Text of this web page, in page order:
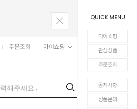
QUICK MENU
마이쇼핑
관심상품
주문조회
공지사항
상품문의
주문조회 마이쇼핑 장바구니
0